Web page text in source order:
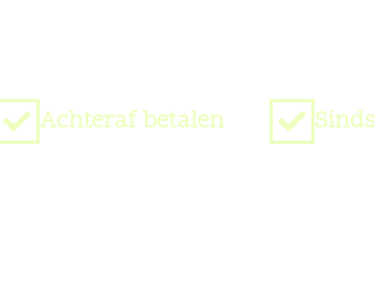
Achteraf betalen